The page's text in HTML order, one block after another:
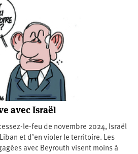
avec Israël
le-feu de novembre 2024, Israël
et d’en violer le territoire. Les
avec Beyrouth visent moins à